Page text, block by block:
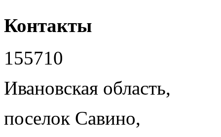
Контакты
155710
Ивановская область,
поселок Савино,